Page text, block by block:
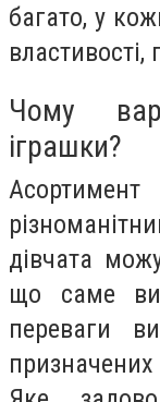
багато, у
властивості,
Чому
іграшки?
дівчата
що саме
переваги